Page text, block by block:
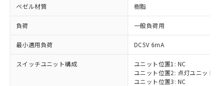
ベゼル材質 樹脂
負荷 一般負荷用
最小適用負荷 DC5V 6mA
スイッチユニット構成
ユニット位置1: NC
ユニット位置2: 点灯ユニット
ユニット位置3: NC